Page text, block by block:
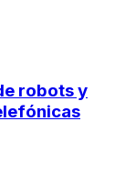
robots y